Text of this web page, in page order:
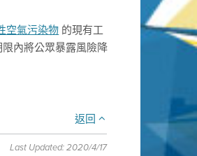
空氣污染物 的現有工
內將公眾暴露風險降
返回
Last Updated: 2020/4/17